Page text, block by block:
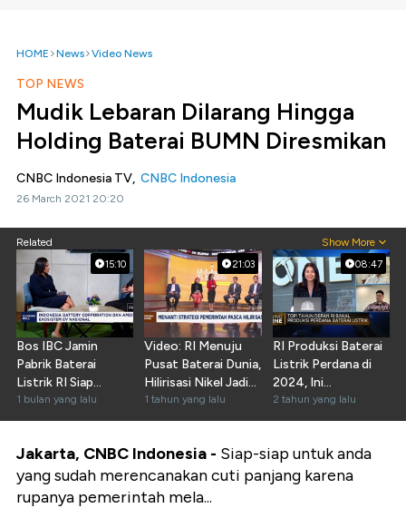
HOME News Video News
TOP NEWS
Mudik Lebaran Dilarang Hingga
Holding Baterai BUMN Diresmikan
CNBC Indonesia TV, CNBC Indonesia
26 March 2021 20:20
Related Show More
15:10
Bos IBC Jamin
Pabrik Baterai
Listrik RI Siap
Operasi 2026
1 bulan yang lalu
21:03
Video: RI Menuju
Pusat Baterai Dunia,
Hilirisasi Nikel Jadi
Andalan
1 tahun yang lalu
08:47
RI Produksi Baterai
Listrik Perdana di
2024, Ini
Targetnya!
2 tahun yang lalu
Jakarta, CNBC Indonesia - Siap-siap untuk anda
yang sudah merencanakan cuti panjang karena
rupanya pemerintah mela...